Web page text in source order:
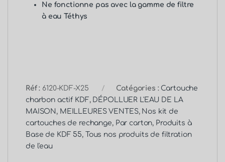
Ne fonctionne pas avec la gamme de filtre
à eau Téthys
Réf : 6120-KDF-X25 Catégories : Cartouche
charbon actif KDF , DÉPOLLUER L'EAU DE LA
MAISON , MEILLEURES VENTES, Nos kit de
cartouches de rechange, Par carton, Produits à
Base de KDF 55,
Tous nos produits de filtration
de l'eau